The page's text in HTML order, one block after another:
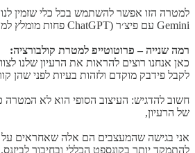
Gemini עם פיצ׳ר (ChatGPT פחות מומלץ למטרה הזו)
רמה שנייה – פרוטוטייפ למטרת קולבורציה:
כאן אנחנו רוצים להראות את הרעיון שלנו
לקבל פידבק מוקדם ולזהות בעיות לפני שהן
חשוב להדגיש: העיצוב הסופי הוא לא
של הרעיון,
אני בגישה שהמעצבים הם אלה שאחראים על
להתמקד יותר בקונספט הכללי ובחיבור לביזנס.